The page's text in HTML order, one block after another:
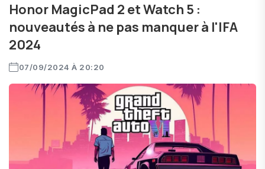
Honor MagicPad 2 et Watch 5 :
nouveautés à ne pas manquer à l'IFA
2024
07/09/2024 À 20:20